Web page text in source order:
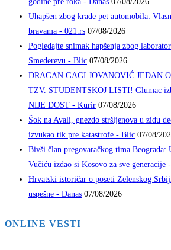
Uhapšen zbog krađe pet automobila:
bravama - 021.rs 07/08/2026
Pogledajte snimak hapšenja zbog
Smederevu - Blic 07/08/2026
DRAGAN GAGI JOVANOVIĆ JEDAN
TZV. STUDENTSKOJ LISTI! Glumac
NIJE DOST - Kurir 07/08/2026
Šok na Avali, gnezdo stršljenova u zidu
izvukao tik pre katastrofe - Blic 07/08/
Bivši član pregovaračkog tima Beograda:
Vučiću izdao si Kosovo za sve generacije
Hrvatski istoričar o poseti Zelenskog
uspešne - Danas 07/08/2026
ONLINE VESTI